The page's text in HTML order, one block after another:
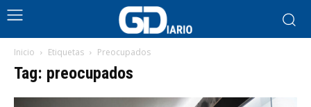
Inicio Etiquetas Preocupados
Tag: preocupados